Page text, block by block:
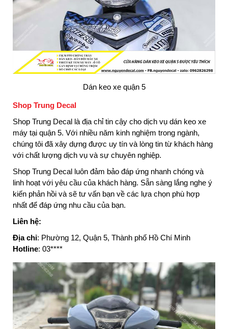
Dán keo xe quận 5
Shop Trung Decal
Shop Trung Decal là địa chỉ tin cậy cho dịch vụ dán keo xe
máy tại quận 5. Với nhiều năm kinh nghiệm trong ngành,
chúng tôi đã xây dựng được uy tín và lòng tin từ khách hàng
với chất lượng dịch vụ và sự chuyên nghiệp.
Shop Trung Decal luôn đảm bảo đáp ứng nhanh chóng và
linh hoạt với yêu cầu của khách hàng. Sẵn sàng lắng nghe ý
kiến phản hồi và sẽ tư vấn bạn về các lựa chọn phù hợp
nhất để đáp ứng nhu cầu của bạn.
Liên hệ:
Địa chỉ: Phường 12, Quận 5, Thành phố Hồ Chí Minh
Hotline: 03****